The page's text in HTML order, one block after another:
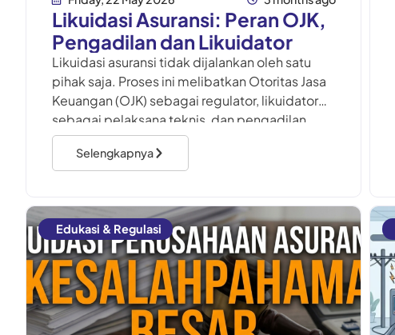
Likuidasi Asuransi: Peran OJK,
Pengadilan dan Likuidator
Likuidasi asuransi tidak dijalankan oleh satu
pihak saja. Proses ini melibatkan Otoritas Jasa
Keuangan (OJK) sebagai regulator, likuidator
sebagai pelaksana teknis, dan pengadilan
sebagai lembaga hukum yang menangani
sengketa maupun
Selengkapnya
Edukasi & Regulasi